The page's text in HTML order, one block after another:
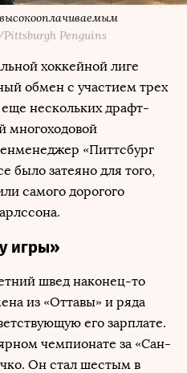
Penguins
хоккейной лиге
обмен с участием трех
еще нескольких драфт-
многоходовой
«Питтсбург
было затеяно для того,
самого дорогого
игры»
швед наконец-то
из «Оттавы» и ряда
его зарплате.
чемпионате за «Сан-
Он стал шестым в